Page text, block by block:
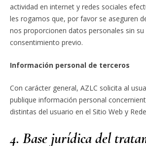
actividad en internet y redes sociales
les rogamos que, por favor se aseguren
nos proporcionen datos personales sin su
consentimiento previo.
Información personal de terceros
Con carácter general, AZLC solicita al
publique información personal
distintas del usuario en el Sitio Web y
4. Base jurídica del